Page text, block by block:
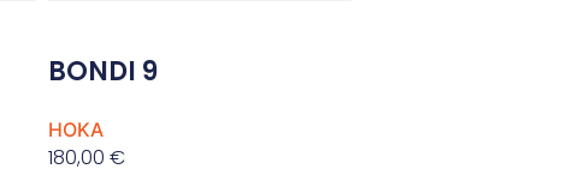
BONDI 9
HOKA
180,00 €